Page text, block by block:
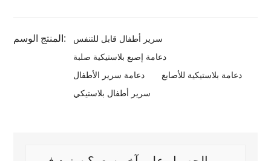
المنتج الوسم:
سرير أطفال قابل للتنفس
دعامة إصبع بلاستيكية صلبة
دعامة سرير الأطفال
دعامة بلاستيكية للأصابع
سرير أطفال بلاستيكي